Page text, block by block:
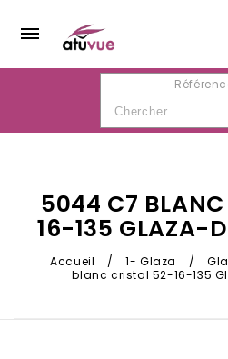
5044 C7
16-135 GLAZA-
Accueil / 1- Glaza /
blanc cristal 52-16-135